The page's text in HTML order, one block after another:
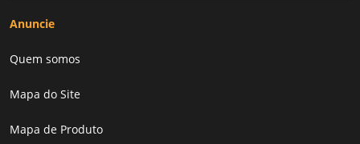
Anuncie
Quem somos
Mapa do Site
Mapa de Produto